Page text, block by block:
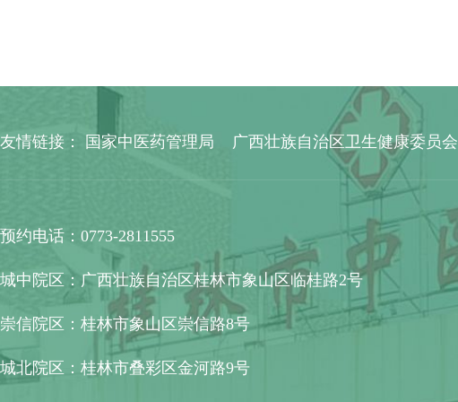
友情链接： 国家中医药管理局 广西壮族自治区卫生健康委员会
预约电话：0773-2811555
城中院区：广西壮族自治区桂林市象山区临桂路2号
崇信院区：桂林市象山区崇信路8号
城北院区：桂林市叠彩区金河路9号